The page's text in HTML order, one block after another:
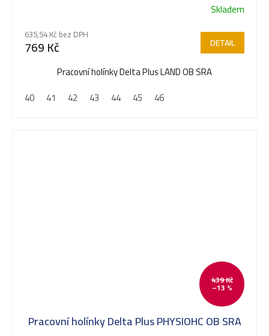
Skladem
635,54 Kč bez DPH
769 Kč DETAIL
Pracovní holínky Delta Plus LAND OB SRA
40
41 42 43 44 45 46
439 Kč
–13 %
Pracovní holínky Delta Plus PHYSIOHC OB SRA